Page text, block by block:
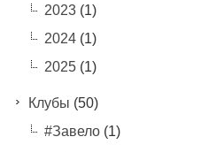
2023(1)
2024(1)
2025(1)
Клубы (50)
#Завело(1)